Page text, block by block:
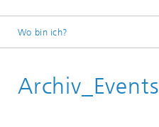
Wo bin ich?
News und Events
Archiv_Events